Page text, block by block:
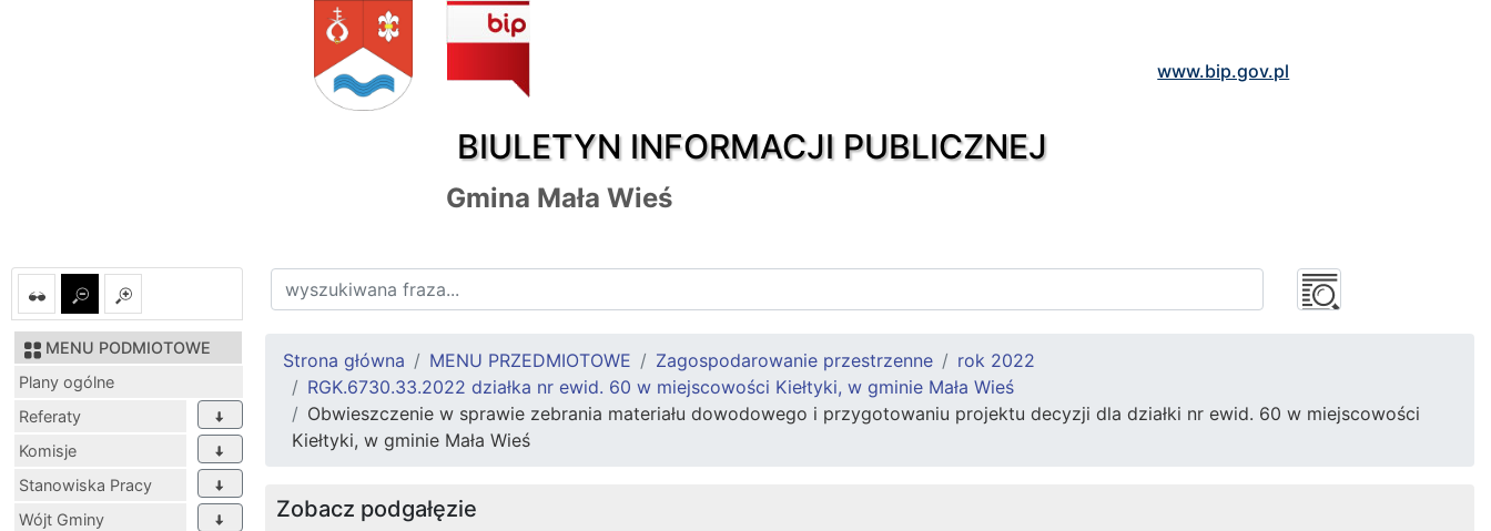
BIULETYN INFORMACJI PUBLICZNEJ
www.bip.gov.pl
Gmina Mała Wieś
MENU PODMIOTOWE
Plany ogólne
Referaty
Komisje
Stanowiska Pracy
Wójt Gminy
Strona główna MENU PRZEDMIOTOWE Zagospodarowanie przestrzenne
rok 2022
RGK.6730.33.2022 działka nr ewid. 60 w miejscowości Kiełtyki, w gminie Mała Wieś
Obwieszczenie w sprawie zebrania materiału dowodowego i przygotowaniu projektu decyzji dla działki nr ewid. 60 w miejscowości
Kiełtyki, w gminie Mała Wieś
Zobacz podgałęzie